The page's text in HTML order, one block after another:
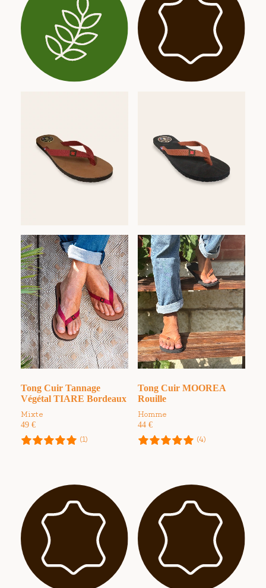
Tong Cuir Tannage
Végétal TIARE Bordeaux
Mixte
49 €
(1)
Tong Cuir MOOREA
Rouille
Homme
44 €
(4)